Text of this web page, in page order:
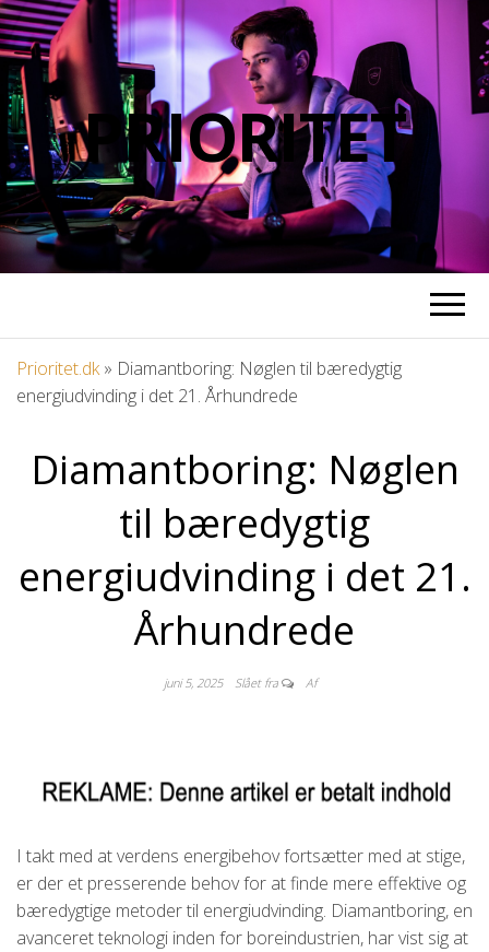
PRIORITET
Prioritet.dk» Diamantboring: Nøglen til bæredygtig
energiudvinding i det 21. Århundrede
Diamantboring: Nøglen
til bæredygtig
energiudvinding i det 21.
Århundrede
juni 5, 2025 Slået fra Af
I takt med at verdens energibehov fortsætter med at stige,
er der et presserende behov for at finde mere effektive og
bæredygtige metoder til energiudvinding. Diamantboring, en
avanceret teknologi inden for boreindustrien, har vist sig at